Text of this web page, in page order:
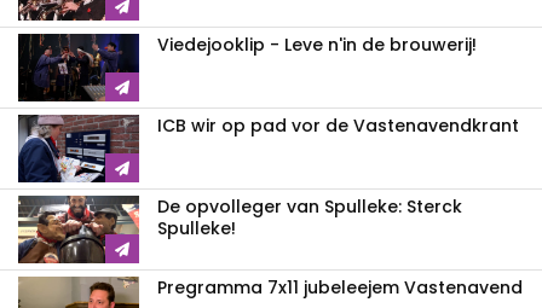
Viedejooklip - Leve n'in de brouwerij!
ICB wir op pad vor de Vastenavendkrant
De opvolleger van Spulleke: Sterck
Spulleke!
Pregramma 7x11 jubeleejem Vastenavend